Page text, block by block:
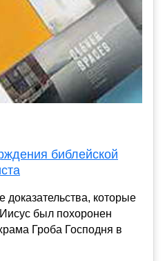
библейской
которые
был похоронен
Гроба Господня в